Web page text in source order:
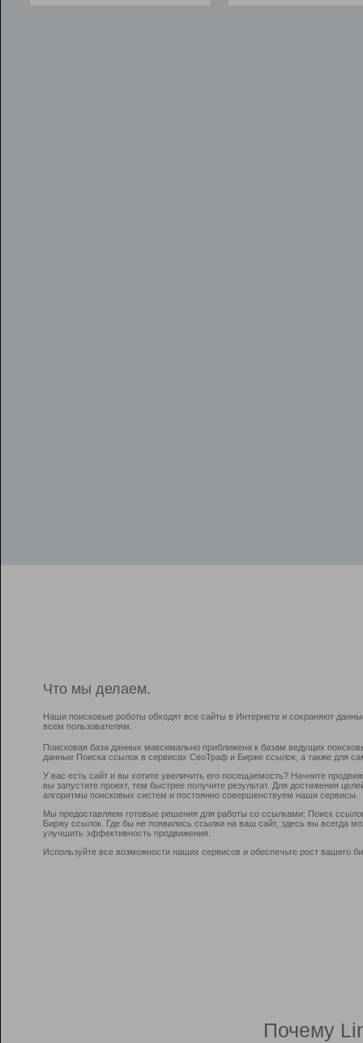
Что мы делаем.
Наши поисковые роботы обходят все сайты в Интернете и сохраняют
всем пользователям.
Поисковая база данных максимально приближена к базам ведущих
данные Поиска ссылок в сервисах СеоТраф и Бирже ссылок, а также для
У вас есть сайт и вы хотите увеличить его посещаемость? Начните
вы запустите проект, тем быстрее получите результат. Для достижения
алгоритмы поисковых систем и постоянно совершенствуем наши сервисы.
Мы предоставляем готовые решения для работы со ссылками: Поиск
Биржу ссылок. Где бы не появились ссылки на ваш сайт, здесь вы всегда
улучшить эффективность продвижения.
Используйте все возможности наших сервисов и обеспечьте рост вашего
Почему